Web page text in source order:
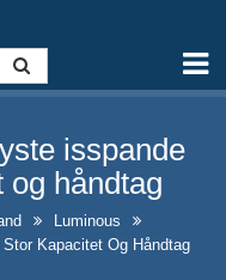
isspande
og håndtag
Luminous
Kapacitet Og Håndtag